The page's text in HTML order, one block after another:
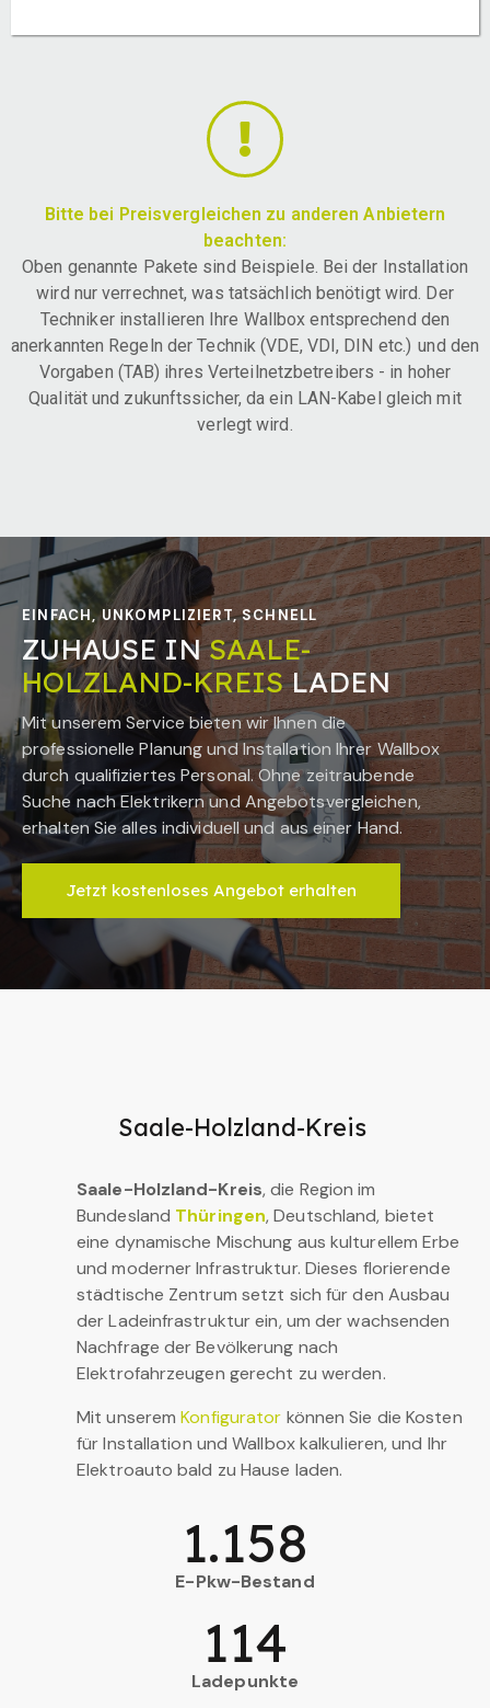
Bitte bei Preisvergleichen zu anderen Anbietern
beachten:
Oben genannte Pakete sind Beispiele. Bei der Installation
wird nur verrechnet, was tatsächlich benötigt wird. Der
Techniker installieren Ihre Wallbox entsprechend den
anerkannten Regeln der Technik (VDE, VDI, DIN etc.) und den
Vorgaben (TAB) ihres Verteilnetzbetreibers - in hoher
Qualität und zukunftssicher, da ein LAN-Kabel gleich mit
verlegt wird.
EINFACH, UNKOMPLIZIERT, SCHNELL
ZUHAUSE INSAALE-
HOLZLAND-KREISLADEN
Mit unserem Service bieten wir Ihnen die
professionelle Planung und Installation Ihrer Wallbox
durch qualifiziertes Personal. Ohne zeitraubende
Suche nach Elektrikern und Angebotsvergleichen,
erhalten Sie alles individuell und aus einer Hand.
Jetzt kostenloses Angebot erhalten
Saale-Holzland-Kreis
Saale-Holzland-Kreis, die Region im
Bundesland Thüringen, Deutschland, bietet
eine dynamische Mischung aus kulturellem Erbe
und moderner Infrastruktur. Dieses florierende
städtische Zentrum setzt sich für den Ausbau
der Ladeinfrastruktur ein, um der wachsenden
Nachfrage der Bevölkerung nach
Elektrofahrzeugen gerecht zu werden.
Mit unseremKonfigurator können Sie die Kosten
für Installation und Wallbox kalkulieren, und Ihr
Elektroauto bald zu Hause laden.
E-Pkw-Bestand
1.158
Ladepunkte
114